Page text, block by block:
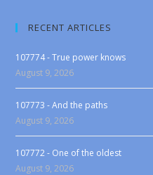
RECENT ARTICLES
107774 - True power knows
August 9, 2026
107773 - And the paths
August 9, 2026
107772 - One of the oldest
August 9, 2026